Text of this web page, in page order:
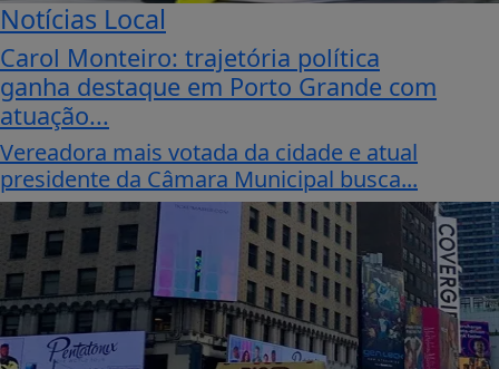
Notícias Local
Carol Monteiro: trajetória política
ganha destaque em Porto Grande com
atuação...
Vereadora mais votada da cidade e atual
presidente da Câmara Municipal busca...